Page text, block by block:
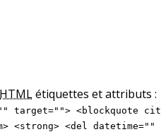
HTMLétiquettes et attributs :
<blockquote
<strong> <del